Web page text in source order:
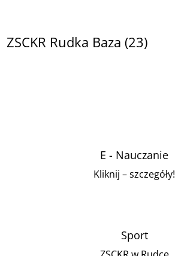
ZSCKR Rudka Baza (23)
E - Nauczanie
Kliknij – szczegóły!
Sport